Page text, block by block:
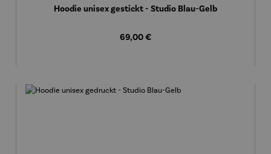
Hoodie unisex gestickt - Studio Blau-Gelb
Regulärer Preis:
69,00 €